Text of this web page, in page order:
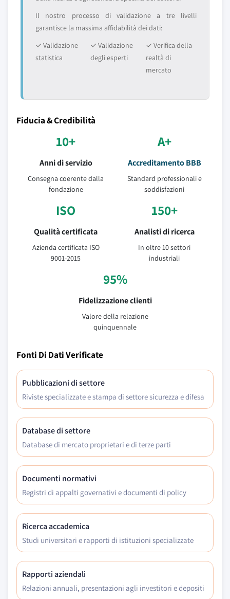
Il nostro processo di validazione a tre livelli
garantisce la massima affidabilità dei dati:
✓ Validazione
statistica
✓ Validazione
degli esperti
✓ Verifica della
realtà di
mercato
Fiducia & Credibilità
10+
Anni di servizio
Consegna coerente dalla
fondazione
A+
Accreditamento BBB
Standard professionali e
soddisfazioni
ISO
Qualità certificata
Azienda certificata ISO
9001-2015
150+
Analisti di ricerca
In oltre 10 settori
industriali
95%
Fidelizzazione clienti
Valore della relazione
quinquennale
Fonti Di Dati Verificate
Pubblicazioni di settore
Riviste specializzate e stampa di settore sicurezza e difesa
Database di settore
Database di mercato proprietari e di terze parti
Documenti normativi
Registri di appalti governativi e documenti di policy
Ricerca accademica
Studi universitari e rapporti di istituzioni specializzate
Rapporti aziendali
Relazioni annuali, presentazioni agli investitori e depositi